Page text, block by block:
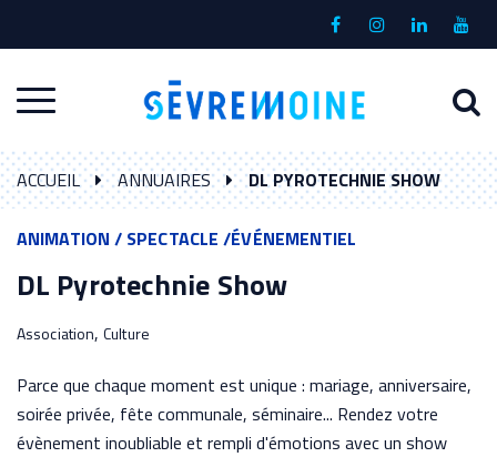
Lien
compte
Lien
Lien
compte
Lien
la
Aller
à
la
navigation
à
ACCUEIL ANNUAIRES DL PYROTECHNIE SHOW
ANIMATION / SPECTACLE /ÉVÉNEMENTIEL
DL Pyrotechnie Show
Association,Culture
Parce que chaque moment est unique : mariage, anniversaire,
soirée privée, fête communale, séminaire... Rendez votre
évènement inoubliable et rempli d'émotions avec un show